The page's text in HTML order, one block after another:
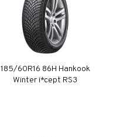
185/60R16 86H Hankook
Winter i*cept RS3